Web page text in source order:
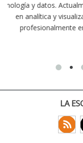
convencido
LA